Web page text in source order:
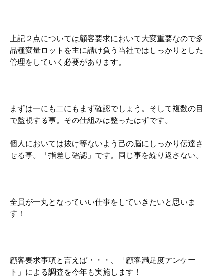
上記２点については顧客要求において大変重要なので多
品種変量ロットを主に請け負う当社ではしっかりとした
管理をしていく必要があります。
まずは一にも二にもまず確認でしょう。そして複数の目
で監視する事。その仕組みは整ったはずです。
個人においては抜け等ないよう己の脳にしっかり伝達さ
せる事。「指差し確認」です。同じ事を繰り返さない。
全員が一丸となっていい仕事をしていきたいと思いま
す！
顧客要求事項と言えば・・・、「顧客満足度アンケー
ト」による調査を今年も実施します！